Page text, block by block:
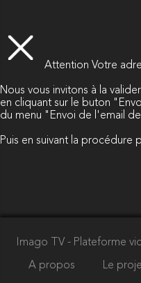
Attention Votre
Nous vous invitons à la valider
en cliquant sur le buton
du menu "Envoi de l'email
Puis en suivant la procédure
Imago TV - Plateforme
A propos Le